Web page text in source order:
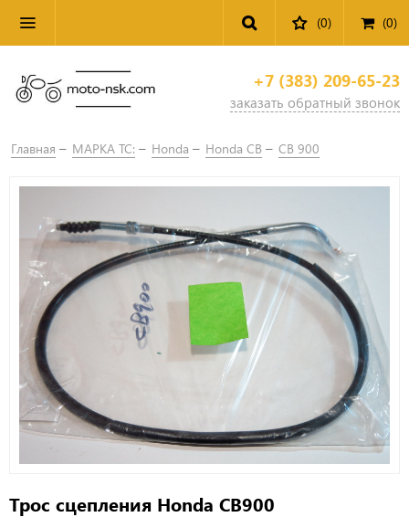
(0) (0)
+7 (383) 209-65-23
заказать обратный звонок
Главная МАРКА ТС: Honda Honda CB CB 900
Трос сцепления Honda CB900